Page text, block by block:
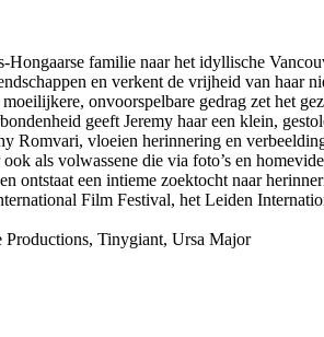
familie naar het idyllische
en verkent de vrijheid van haar
onvoorspelbare gedrag zet het
geeft Jeremy haar een klein,
Romvari, vloeien herinnering en
als volwassene die via foto’s en
ontstaat een intieme zoektocht naar
Film Festival, het Leiden
Tinygiant, Ursa Major